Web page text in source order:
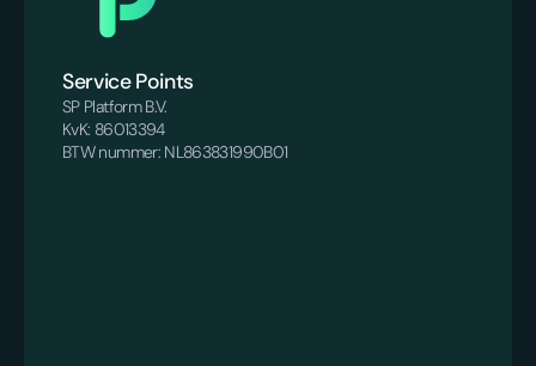
Service Points
SP Platform B.V.
KvK: 86013394
BTW nummer: NL863831990B01